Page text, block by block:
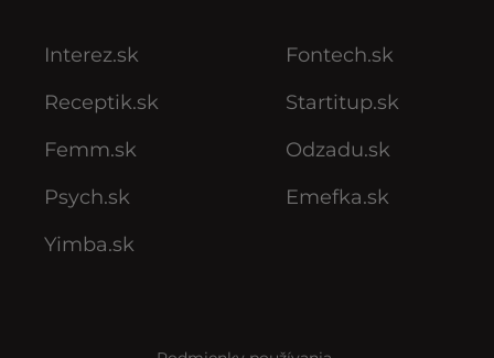
Interez.sk
Receptik.sk
Femm.sk
Psych.sk
Yimba.sk
Fontech.sk
Startitup.sk
Odzadu.sk
Emefka.sk